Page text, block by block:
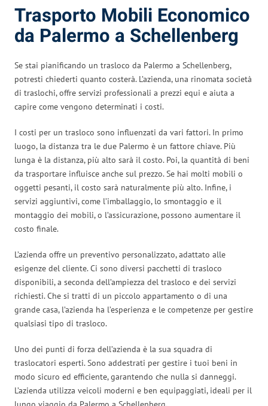
Trasporto Mobili Economico
da Palermo a Schellenberg
Se stai pianificando un trasloco da Palermo a Schellenberg,
potresti chiederti quanto costerà. L’azienda, una rinomata società
di traslochi, offre servizi professionali a prezzi equi e aiuta a
capire come vengono determinati i costi.
I costi per un trasloco sono influenzati da vari fattori. In primo
luogo, la distanza tra le due Palermo è un fattore chiave. Più
lunga è la distanza, più alto sarà il costo. Poi, la quantità di beni
da trasportare influisce anche sul prezzo. Se hai molti mobili o
oggetti pesanti, il costo sarà naturalmente più alto. Infine, i
servizi aggiuntivi, come l’imballaggio, lo smontaggio e il
montaggio dei mobili, o l’assicurazione, possono aumentare il
costo finale.
L’azienda offre un preventivo personalizzato, adattato alle
esigenze del cliente. Ci sono diversi pacchetti di trasloco
disponibili, a seconda dell’ampiezza del trasloco e dei servizi
richiesti. Che si tratti di un piccolo appartamento o di una
grande casa, l’azienda ha l’esperienza e le competenze per gestire
qualsiasi tipo di trasloco.
Uno dei punti di forza dell’azienda è la sua squadra di
traslocatori esperti. Sono addestrati per gestire i tuoi beni in
modo sicuro ed efficiente, garantendo che nulla si danneggi.
L’azienda utilizza veicoli moderni e ben equipaggiati, ideali per il